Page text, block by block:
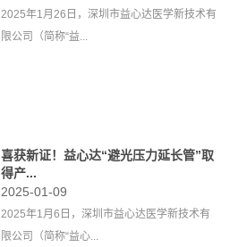
2025年1月26日，深圳市益心达医学新技术有
限公司（简称“益...
喜获新证！益心达“避光压力延长管”取
得产...
2025-01-09
2025年1月6日，深圳市益心达医学新技术有
限公司（简称“益心...